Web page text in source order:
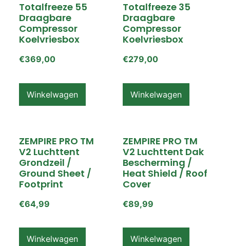
Totalfreeze 55
Draagbare
Compressor
Koelvriesbox
€369,00
Winkelwagen
Totalfreeze 35
Draagbare
Compressor
Koelvriesbox
€279,00
Winkelwagen
ZEMPIRE PRO TM
V2 Luchttent
Grondzeil /
Ground Sheet /
Footprint
€64,99
Winkelwagen
ZEMPIRE PRO TM
V2 Luchttent Dak
Bescherming /
Heat Shield / Roof
Cover
€89,99
Winkelwagen